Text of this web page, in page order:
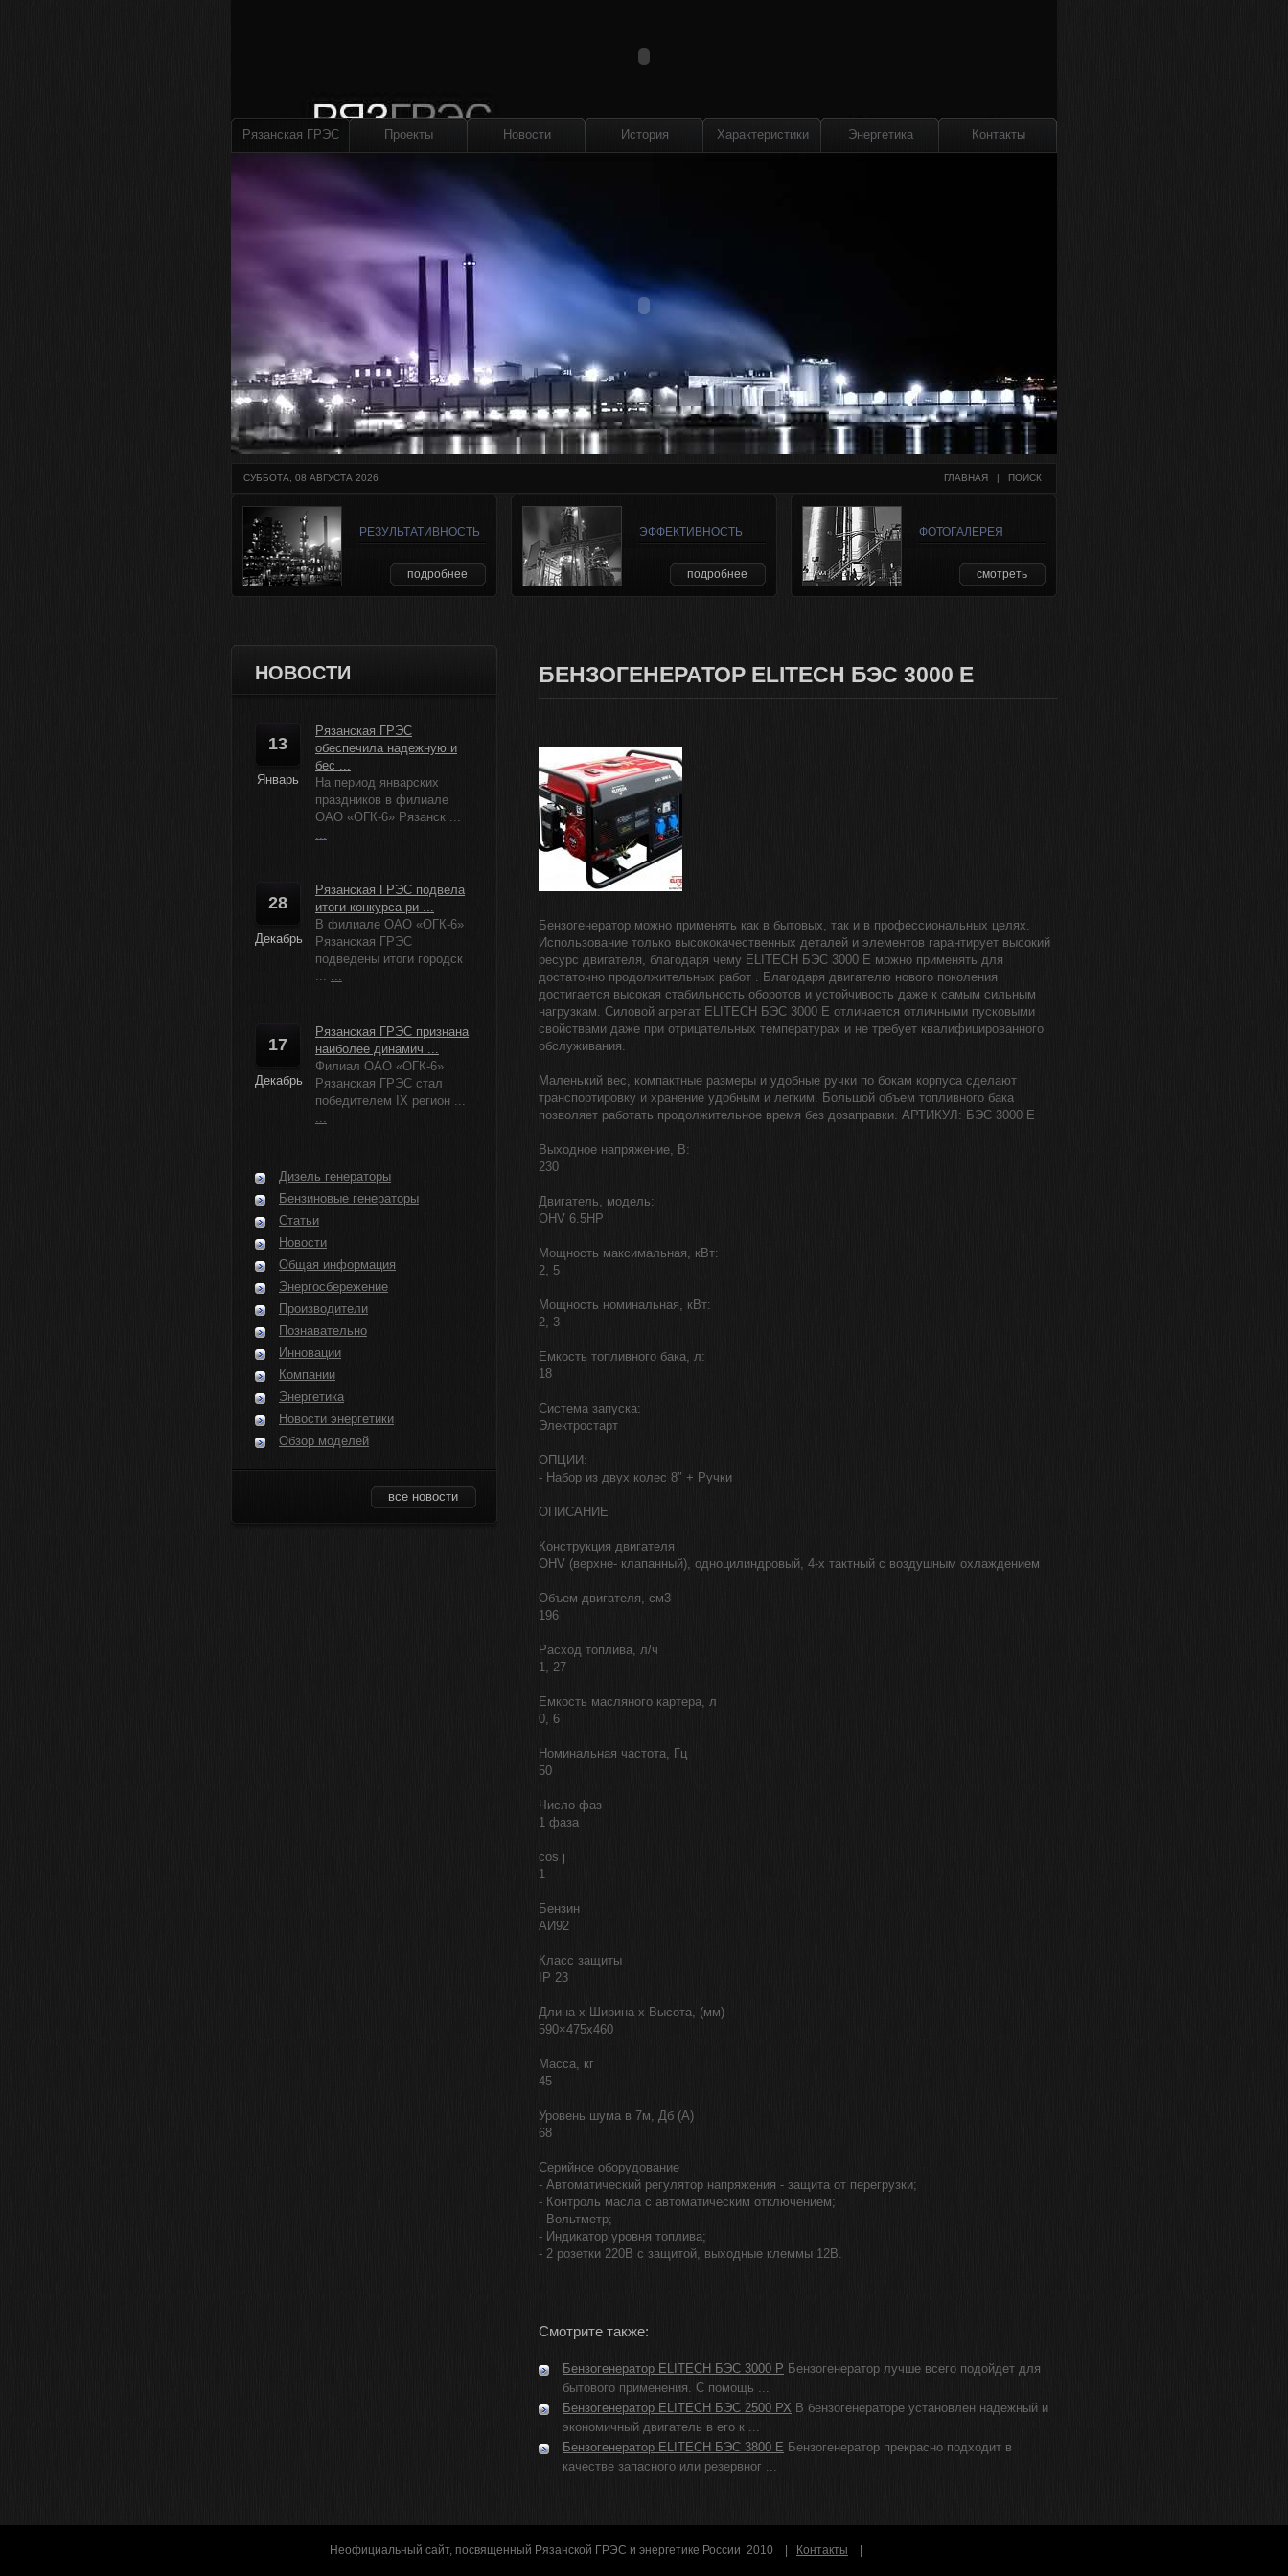
Рязанская ГРЭС Проекты Новости История Характеристики Энергетика Контакты
ГЛАВНАЯ
   |
ПОИСК
СУББОТА, 08 АВГУСТА 2026
РЕЗУЛЬТАТИВНОСТЬ
подробнее
ЭФФЕКТИВНОСТЬ
подробнее
ФОТОГАЛЕРЕЯ
смотреть
НОВОСТИ
13
Январь
Рязанская ГРЭС
обеспечила надежную и
бес ...
На период январских
праздников в филиале
ОАО «ОГК-6» Рязанск ...
...
28
Декабрь
Рязанская ГРЭС подвела
итоги конкурса ри ...
В филиале ОАО «ОГК-6»
Рязанская ГРЭС
подведены итоги городск
... ...
17
Декабрь
Рязанская ГРЭС признана
наиболее динамич ...
Филиал ОАО «ОГК-6»
Рязанская ГРЭС стал
победителем IX регион ...
...
Дизель генераторы
Бензиновые генераторы
Статьи
Новости
Общая информация
Энергосбережение
Производители
Познавательно
Инновации
Компании
Энергетика
Новости энергетики
Обзор моделей
все новости
БЕНЗОГЕНЕРАТОР ELITECH БЭС 3000 E
Бензогенератор можно применять как в бытовых, так и в профессиональных целях.
Использование только высококачественных деталей и элементов гарантирует высокий
ресурс двигателя, благодаря чему ELITECH БЭС 3000 E можно применять для
достаточно продолжительных работ . Благодаря двигателю нового поколения
достигается высокая стабильность оборотов и устойчивость даже к самым сильным
нагрузкам. Силовой агрегат ELITECH БЭС 3000 E отличается отличными пусковыми
свойствами даже при отрицательных температурах и не требует квалифицированного
обслуживания.
Маленький вес, компактные размеры и удобные ручки по бокам корпуса сделают
транспортировку и хранение удобным и легким. Большой объем топливного бака
позволяет работать продолжительное время без дозаправки. АРТИКУЛ: БЭС 3000 E
Выходное напряжение, В:
230
Двигатель, модель:
OHV 6.5HP
Мощность максимальная, кВт:
2, 5
Мощность номинальная, кВт:
2, 3
Емкость топливного бака, л:
18
Система запуска:
Электростарт
ОПЦИИ:
- Набор из двух колес 8″ + Ручки
ОПИСАНИЕ
Конструкция двигателя
OHV (верхне- клапанный), одноцилиндровый, 4-х тактный с воздушным охлаждением
Объем двигателя, см3
196
Расход топлива, л/ч
1, 27
Емкость масляного картера, л
0, 6
Номинальная частота, Гц
50
Число фаз
1 фаза
cos j
1
Бензин
АИ92
Класс защиты
IP 23
Длина х Ширина х Высота, (мм)
590×475x460
Масса, кг
45
Уровень шума в 7м, Дб (А)
68
Серийное оборудование
- Автоматический регулятор напряжения - защита от перегрузки;
- Контроль масла с автоматическим отключением;
- Вольтметр;
- Индикатор уровня топлива;
- 2 розетки 220В с защитой, выходные клеммы 12В.
Смотрите также:
Бензогенератор ELITECH БЭС 3000 P Бензогенератор лучше всего подойдет для
бытового применения. С помощь ...
Бензогенератор ELITECH БЭС 2500 РХ В бензогенераторе установлен надежный и
экономичный двигатель в его к ...
Бензогенератор ELITECH БЭС 3800 Е Бензогенератор прекрасно подходит в
качестве запасного или резервног ...
Неофициальный сайт, посвященный Рязанской ГРЭС и энергетике России 2010 | Контакты